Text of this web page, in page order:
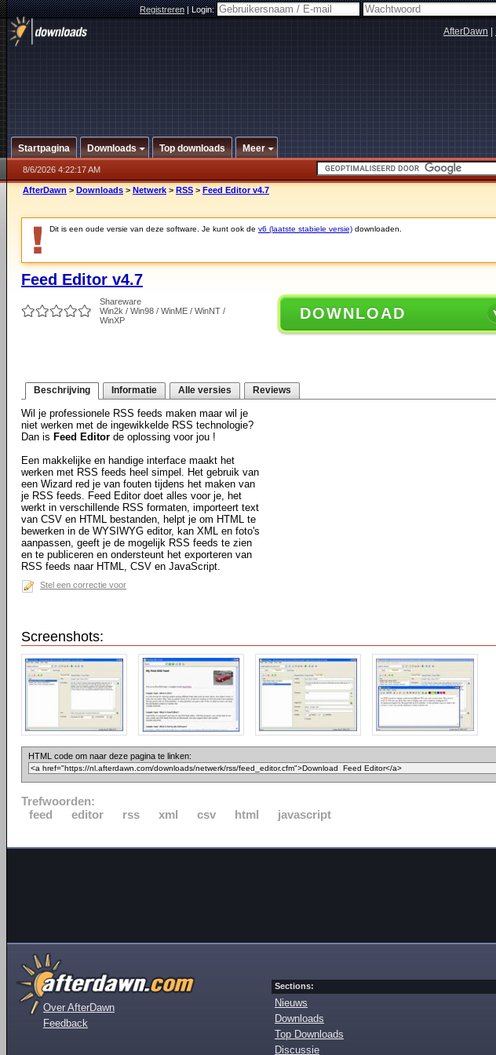
Registreren|Login:
AfterDawn
Startpagina Downloads Top downloads Meer
8/6/2026 4:22:17 AM
AfterDawn > Downloads > Netwerk > RSS > Feed Editor v4.7
Dit is een oude versie van deze software. Je kunt ook de v6 (laatste stabiele versie) downloaden.
Feed Editor v4.7
Shareware
Win2k / Win98 / WinME / WinNT /
WinXP
DOWNLOAD
Beschrijving Informatie Alle versies Reviews
Wil je professionele RSS feeds maken maar wil je
niet werken met de ingewikkelde RSS technologie?
Dan is Feed Editor de oplossing voor jou !
Een makkelijke en handige interface maakt het
werken met RSS feeds heel simpel. Het gebruik van
een Wizard red je van fouten tijdens het maken van
je RSS feeds. Feed Editor doet alles voor je, het
werkt in verschillende RSS formaten, importeert text
van CSV en HTML bestanden, helpt je om HTML te
bewerken in de WYSIWYG editor, kan XML en foto's
aanpassen, geeft je de mogelijk RSS feeds te zien
en te publiceren en ondersteunt het exporteren van
RSS feeds naar HTML, CSV en JavaScript.
Stel een correctie voor
Screenshots:
HTML code om naar deze pagina te linken:
Trefwoorden:
feed
editor rss xml csv html javascript
Over AfterDawn
Feedback
Sections:
Nieuws
Downloads
Top Downloads
Discussie